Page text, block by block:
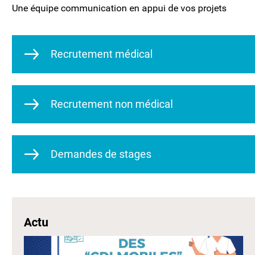
Une équipe communication en appui de vos projets
Recrutement médical
Recrutement non médical
Demandes de stages
Actu